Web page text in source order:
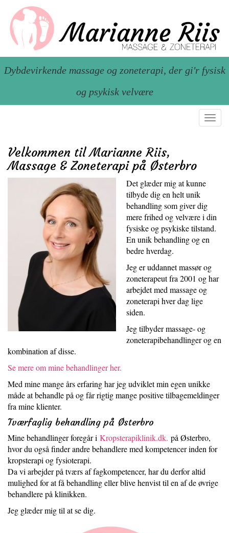
Dybdevirkende massage og zoneterapi, der gi'r fysisk
og psykisk velvære
Velkommen til Marianne Riis,
Massage & Zoneterapi på Østerbro
Det glæder mig at kunne
tilbyde dig en helt unik
behandling som giver dig
mere frihed og velvære i din
fysiske og psykiske tilstand.
En unik behandling og en
bedre hverdag.
Jeg er uddannet massør og
zoneterapeut fra 2001 og har
arbejdet med massage og
zoneterapi hver dag lige
siden.
Jeg tilbyder massage- og
zoneterapibehandlinger og en
kombination af disse.
Se mere om mine behandlinger her.
Med mine mange års erfaring har jeg udviklet min egen unikke
måde at behandle på og får rigtig mange positive tilbagemeldinger
fra mine klienter.
Tværfaglig behandling på Østerbro
Mine behandlinger foregår i Kropsterapiklinik.dk. på Østerbro,
hvor du også finder andre behandlere med kompetencer inden for
kropsterapi og fysioterapi.
Da vi arbejder på tværs af fagkompetencer, har du derfor altid
mulighed for at få behandling eller blive henvist til en af de øvrige
behandlere på klinikken.
Jeg glæder mig til at se dig.